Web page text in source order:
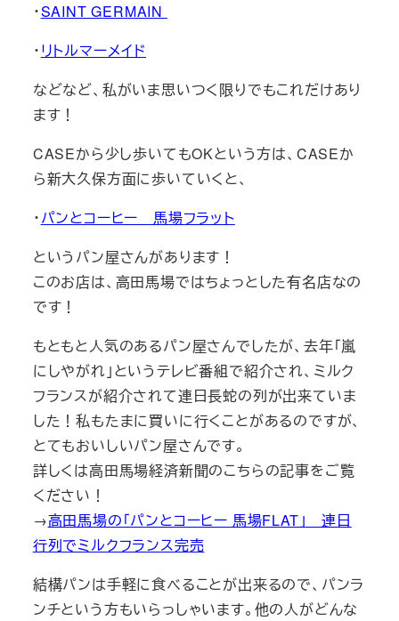
・SAINT GERMAIN
・リトルマーメイド
などなど、私がいま思いつく限りでもこれだけあり
ます！
CASEから少し歩いてもOKという方は、CASEか
ら新大久保方面に歩いていくと、
・パンとコーヒー 馬場フラット
というパン屋さんがあります！
このお店は、高田馬場ではちょっとした有名店なの
です！
もともと人気のあるパン屋さんでしたが、去年「嵐
にしやがれ」というテレビ番組で紹介され、ミルク
フランスが紹介されて連日長蛇の列が出来ていま
した！私もたまに買いに行くことがあるのですが、
とてもおいしいパン屋さんです。
詳しくは高田馬場経済新聞のこちらの記事をご覧
ください！
→高田馬場の「パンとコーヒー 馬場FLAT」 連日
行列でミルクフランス完売
結構パンは手軽に食べることが出来るので、パンラ
ンチという方もいらっしゃいます。他の人がどんな